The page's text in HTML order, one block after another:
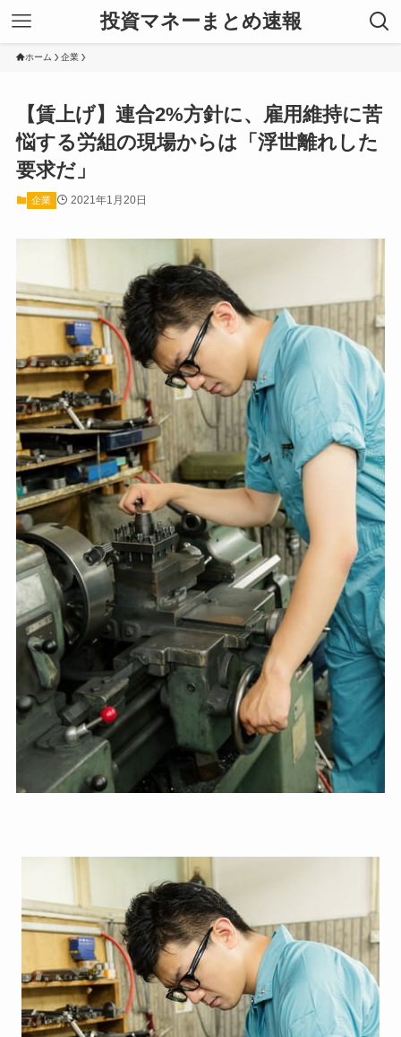
投資マネーまとめ速報
ホーム 企業
【賃上げ】連合2%方針に、雇用維持に苦
悩する労組の現場からは「浮世離れした
要求だ」
企業 2021年1月20日